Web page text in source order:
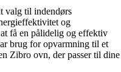
valg til indendørs
og
få en pålidelig og effektiv
brug for opvarmning til et
Zibro ovn, der passer til dine